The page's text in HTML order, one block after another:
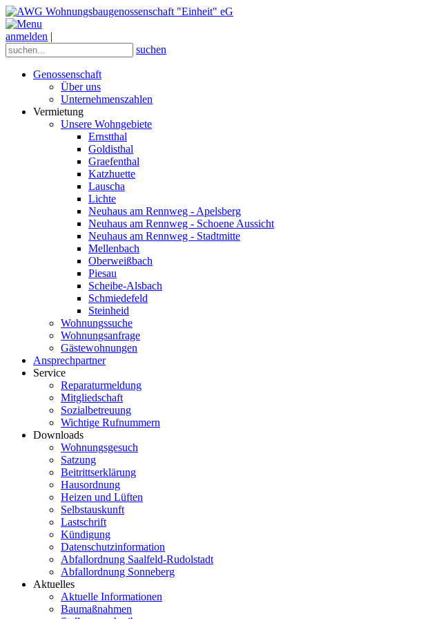
anmelden |
suchen
Genossenschaft
Über uns
Unternehmenszahlen
Vermietung
Unsere Wohngebiete
Ernstthal
Goldisthal
Graefenthal
Katzhuette
Lauscha
Lichte
Neuhaus am Rennweg - Apelsberg
Neuhaus am Rennweg - Schoene Aussicht
Neuhaus am Rennweg - Stadtmitte
Mellenbach
Oberweißbach
Piesau
Scheibe-Alsbach
Schmiedefeld
Steinheid
Wohnungssuche
Wohnungsanfrage
Gästewohnungen
Ansprechpartner
Service
Reparaturmeldung
Mitgliedschaft
Sozialbetreuung
Wichtige Rufnummern
Downloads
Wohnungsgesuch
Satzung
Beitrittserklärung
Hausordnung
Heizen und Lüften
Selbstauskunft
Lastschrift
Kündigung
Datenschutzinformation
Abfallordnung Saalfeld-Rudolstadt
Abfallordnung Sonneberg
Aktuelles
Aktuelle Informationen
Baumaßnahmen